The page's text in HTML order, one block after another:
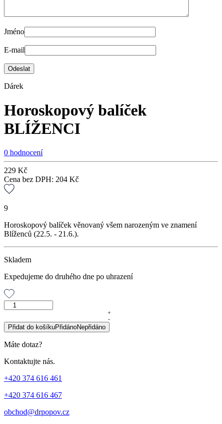
Jméno
E-mail
Dárek
Horoskopový balíček
BLÍŽENCI
0 hodnocení
229 Kč
Cena bez DPH: 204 Kč
9
Horoskopový balíček věnovaný všem narozeným ve znamení
Blíženců (22.5. - 21.6.).
Skladem
Expedujeme do druhého dne po uhrazení
Horoskopový
BLÍŽENCI
množství
+
-
Přidat do košíkuPřidánoNepřidáno
Máte dotaz?
Kontaktujte nás.
+420 374 616 461
+420 374 616 467
obchod@drpopov.cz